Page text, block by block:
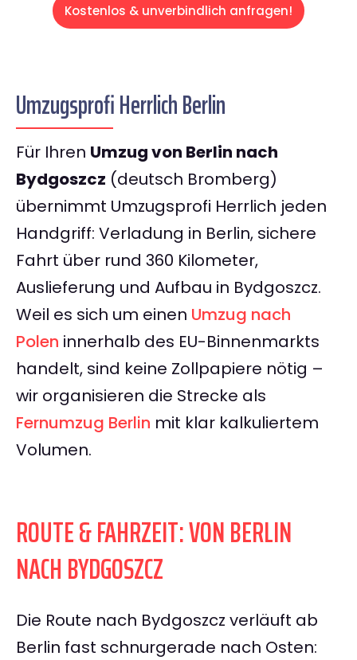
Kostenlos & unverbindlich anfragen!
Umzugsprofi Herrlich Berlin
Für Ihren Umzug von Berlin nach
Bydgoszcz (deutsch Bromberg)
übernimmt Umzugsprofi Herrlich jeden
Handgriff: Verladung in Berlin, sichere
Fahrt über rund 360 Kilometer,
Auslieferung und Aufbau in Bydgoszcz.
Weil es sich um einen Umzug nach
Polen innerhalb des EU-Binnenmarkts
handelt, sind keine Zollpapiere nötig –
wir organisieren die Strecke als
Fernumzug Berlin mit klar kalkuliertem
Volumen.
ROUTE & FAHRZEIT: VON BERLIN
NACH BYDGOSZCZ
Die Route nach Bydgoszcz verläuft ab
Berlin fast schnurgerade nach Osten: